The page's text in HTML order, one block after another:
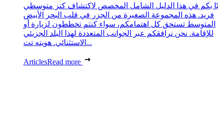
بكم في هذا الدليل الشامل المخصص لاكتشاف كنز متوسطي
فريد. هذه المجموعة الصغيرة من الجزر في قلب البحر الأبيض
المتوسط تستحق كل اهتمامكم، سواء كنتم تخططون لزيارة أو
للإقامة. نحن نرافقكم عبر الجوانب المتعددة لهذا البلد الجزيئي
الاستثنائي. هويته تت...
ArticlesRead more